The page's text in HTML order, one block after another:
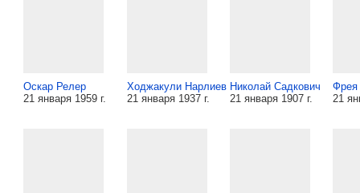
Оскар Релер
21 января 1959 г.
Ходжакули Нарлиев
21 января 1937 г.
Николай Садкович
21 января 1907 г.
21